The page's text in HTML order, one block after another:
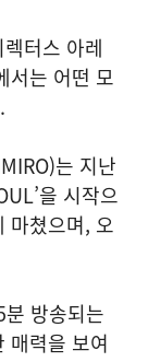
터스 아레
서는 어떤 모
는 지난
을 시작으
마쳤으며, 오
방송되는
매력을 보여